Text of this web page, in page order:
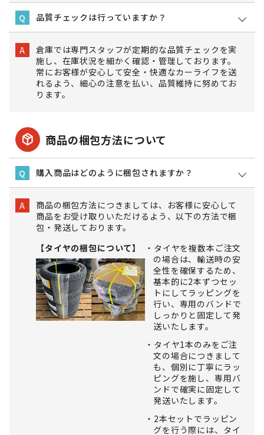
Q 品質チェックは行っていますか？
A
倉庫では専門スタッフが定期的な品質チェックを実
施し、在庫状況を細かく確認・管理しております。
常にお客様が安心して安全・快適なカーライフを送
れるよう、細心の注意を払い、品質維持に努めてお
ります。
package_2 商品の梱包方法について
Q 購入商品はどのように梱包されますか？
A
商品の梱包方法につきましては、お客様に安心して
商品をお受け取りいただけるよう、以下の方法で梱
包・発送しております。
【タイヤの梱包について】
タイヤを複数本ご注文
の場合は、輸送時の安
全性を確保するため、
基本的に2本ずつセッ
トにしてラッピングを
行い、専用のバンドで
しっかりと固定して発
送いたします。
タイヤ1本のみをご注
文の場合につきまして
も、個別に丁寧にラッ
ピングを施し、専用バ
ンドで確実に固定して
発送いたします。
2本セットでラッピン
グを行う際には、タイ